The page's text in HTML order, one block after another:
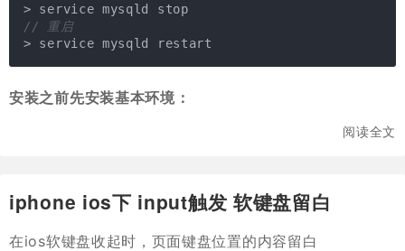
// 重启
> service mysqld restart
安装之前先安装基本环境：
阅读全文
iphone ios下 input触发 软键盘留白
在ios软键盘收起时，页面键盘位置的内容留白